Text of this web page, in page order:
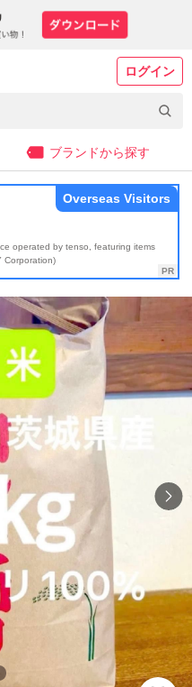
ログイン
ブランドから探す
operated by tenso, featuring items
Corporation)
Overseas Visitors